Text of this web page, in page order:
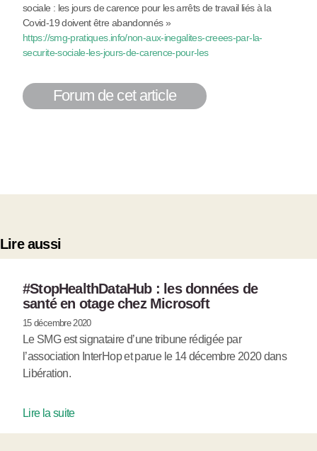
sociale : les jours de carence pour les arrêts de travail liés à la
Covid-19 doivent être abandonnés »
https://smg-pratiques.info/non-aux-inegalites-creees-par-la-
securite-sociale-les-jours-de-carence-pour-les
Forum de cet article
Lire aussi
#StopHealthDataHub : les données de
santé en otage chez Microsoft
15 décembre 2020
Le SMG est signataire d’une tribune rédigée par
l’association InterHop et parue le 14 décembre 2020 dans
Libération.
Lire la suite